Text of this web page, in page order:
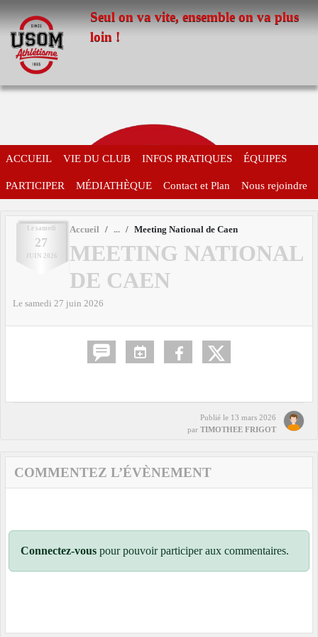
Seul on va vite, ensemble on va plus
loin !
ACCUEIL VIE DU CLUB INFOS PRATIQUES ÉQUIPES
PARTICIPER MÉDIATHÈQUE Contact et Plan Nous rejoindre
Le samedi
27
JUIN 2026
Accueil Meeting National de Caen
MEETING NATIONAL
DE CAEN
Le samedi 27 juin 2026
Publié le 13 mars 2026
par TIMOTHEE FRIGOT
COMMENTEZ L’ÉVÈNEMENT
Connectez-vous pour pouvoir participer aux commentaires.